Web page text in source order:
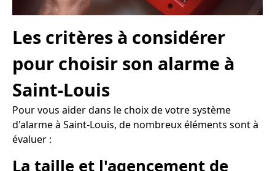
Les critères à considérer
pour choisir son alarme à
Saint-Louis
Pour vous aider dans le choix de votre système
d'alarme à Saint-Louis, de nombreux éléments sont à
évaluer :
La taille et l'agencement de